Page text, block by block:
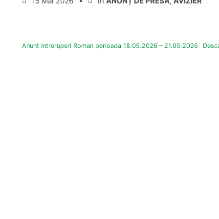
Anunt Intreruperi Roman perioada 18.05.2026 – 21.05.2026